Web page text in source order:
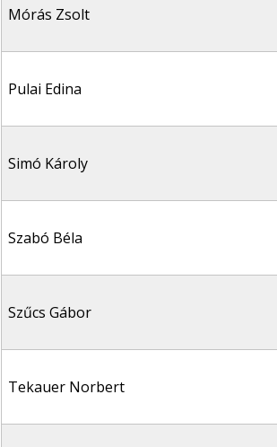
Mórás Zsolt
Pulai Edina
Simó Károly
Szabó Béla
Szűcs Gábor
Tekauer Norbert